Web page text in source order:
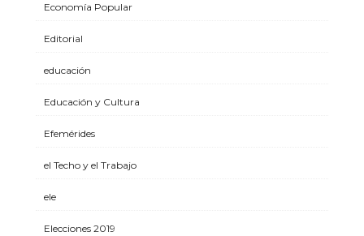
Economía Popular
Editorial
educación
Educación y Cultura
Efemérides
el Techo y el Trabajo
ele
Elecciones 2019